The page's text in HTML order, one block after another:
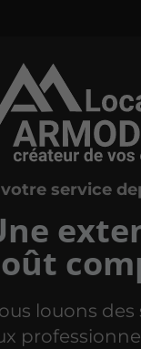
service
louons